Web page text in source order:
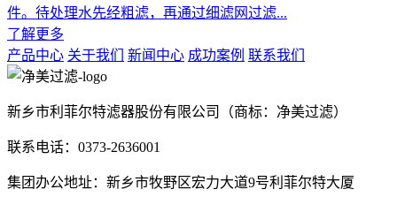
件。待处理水先经粗滤，再通过细滤网过滤...
了解更多
产品中心 关于我们 新闻中心 成功案例 联系我们
新乡市利菲尔特滤器股份有限公司（商标：净美过滤）
联系电话：0373-2636001
集团办公地址：新乡市牧野区宏力大道9号利菲尔特大厦